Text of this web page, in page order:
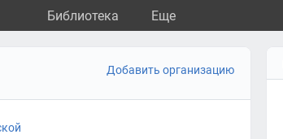
Библиотека Eще
Добавить организацию